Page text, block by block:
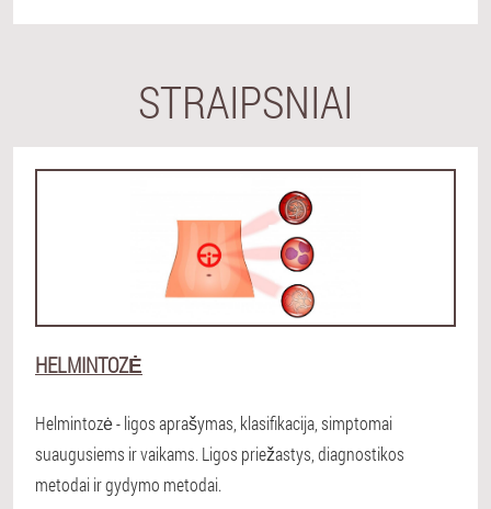
STRAIPSNIAI
HELMINTOZĖ
Helmintozė - ligos aprašymas, klasifikacija, simptomai
suaugusiems ir vaikams. Ligos priežastys, diagnostikos
metodai ir gydymo metodai.